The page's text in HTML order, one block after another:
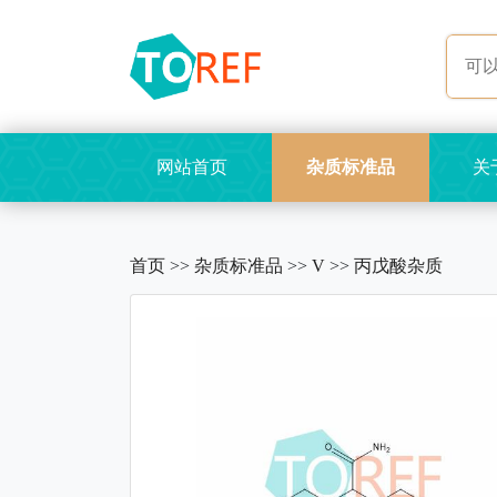
网站首页 杂质标准品 关
首页 >> 杂质标准品 >> V >> 丙戊酸杂质